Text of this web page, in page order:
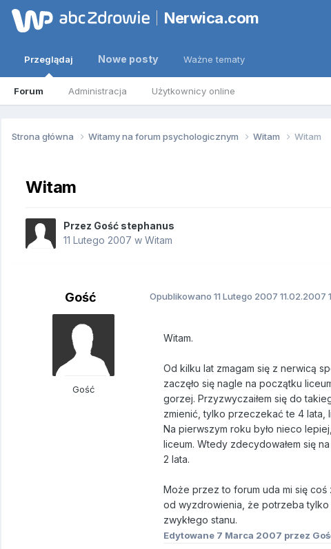
Nerwica.com
Przeglądaj
Forum Administracja Użytkownicy online
Nowe posty Ważne tematy
Strona główna Witamy na forum psychologicznym Witam Witam
Witam
Przez Gość stephanus
11 Lutego 2007 w Witam
Gość
Gość
Opublikowano 11 Lutego 2007 11.02.2007
Witam.
Od kilku lat zmagam się z nerwicą
zaczęło się nagle na początku
gorzej. Przyzwyczaiłem się do
zmienić, tylko przeczekać te 4 lata,
Na pierwszym roku było nieco
liceum. Wtedy zdecydowałem się
2 lata.
Może przez to forum uda mi się coś
od wyzdrowienia, że potrzeba tylko
zwykłego stanu.
Edytowane 7 Marca 2007 przez